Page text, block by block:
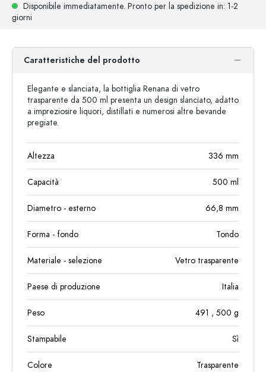
Disponibile immediatamente. Pronto per la spedizione in: 1-2
giorni
Caratteristiche del prodotto
Elegante e slanciata, la bottiglia Renana di vetro
trasparente da 500 ml presenta un design slanciato, adatto
a impreziosire liquori, distillati e numerosi altre bevande
pregiate.
Altezza 336 mm
Capacità 500 ml
Diametro - esterno 66,8 mm
Forma - fondo Tondo
Materiale - selezione Vetro trasparente
Paese di produzione Italia
Peso 491 , 500 g
Stampabile Sì
Colore Trasparente